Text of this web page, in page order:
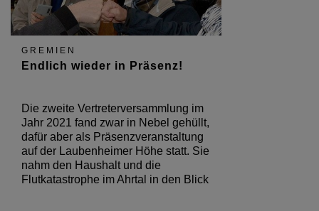
GREMIEN
Endlich wieder in Präsenz!
Die zweite Vertreterversammlung im
Jahr 2021 fand zwar in Nebel gehüllt,
dafür aber als Präsenzveranstaltung
auf der Laubenheimer Höhe statt. Sie
nahm den Haushalt und die
Flutkatastrophe im Ahrtal in den Blick